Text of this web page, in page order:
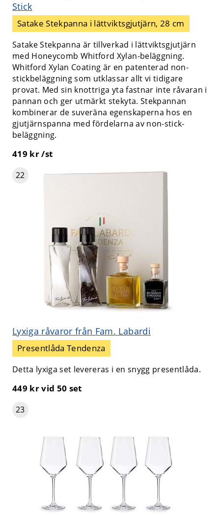
Stick
Satake Stekpanna i lättviktsgjutjärn, 28 cm
Satake Stekpanna är tillverkad i lättviktsgjutjärn
med Honeycomb Whitford Xylan-beläggning.
Whitford Xylan Coating är en patenterad non-
stickbeläggning som utklassar allt vi tidigare
provat. Med sin knottriga yta fastnar inte råvaran i
pannan och ger utmärkt stekyta. Stekpannan
kombinerar de suveräna egenskaperna hos en
gjutjärnspanna med fördelarna av non-stick-
beläggning.
419 kr /st
22
Lyxiga råvaror från Fam. Labardi
Presentlåda Tendenza
Detta lyxiga set levereras i en snygg presentlåda.
449 krvid 50 set
23